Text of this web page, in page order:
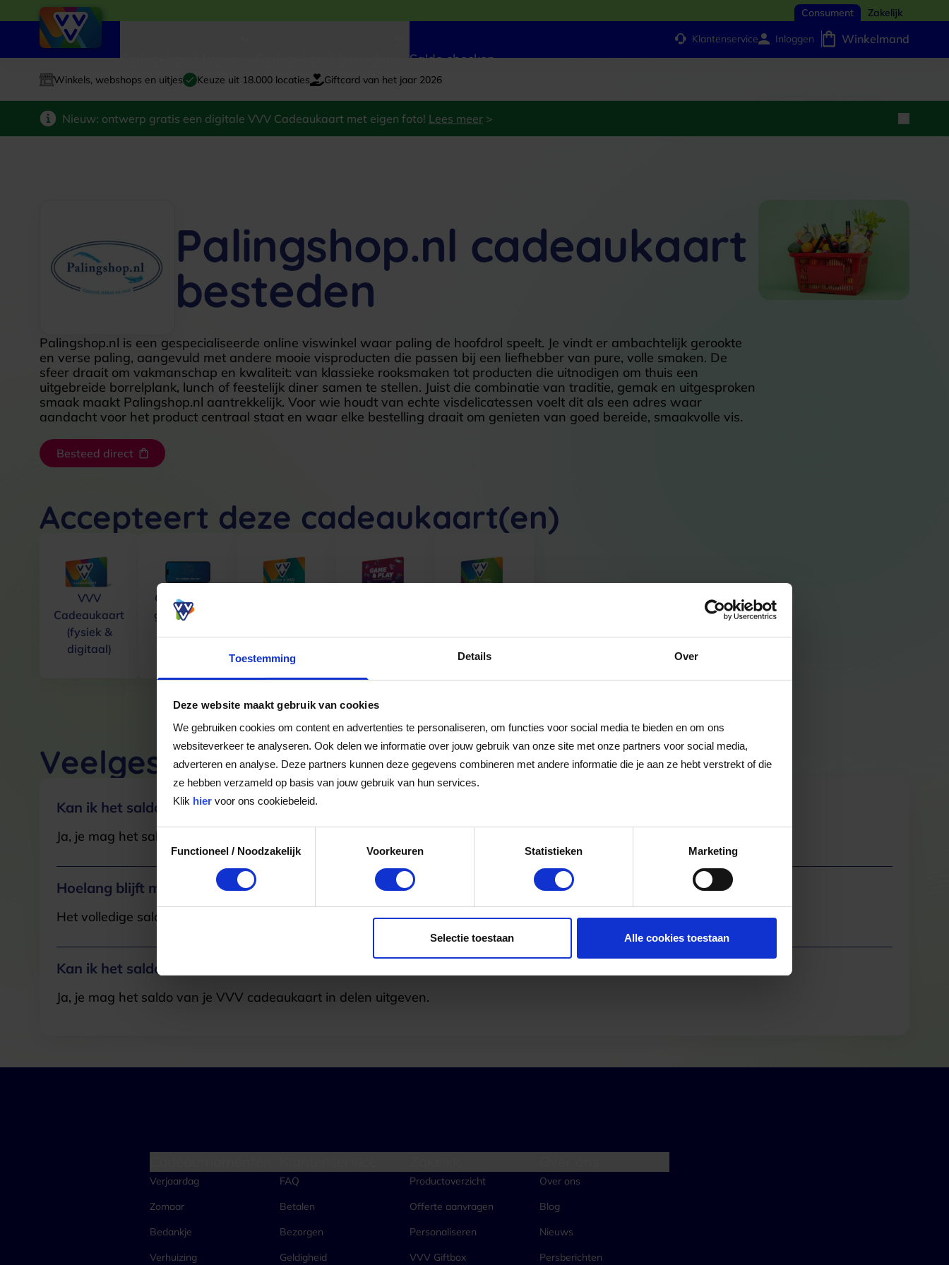
Toestemming Details Over
Deze website maakt gebruik van cookies
We gebruiken cookies om content en advertenties te personaliseren, om functies voor social media te bieden en om ons
websiteverkeer te analyseren. Ook delen we informatie over jouw gebruik van onze site met onze partners voor social media,
adverteren en analyse. Deze partners kunnen deze gegevens combineren met andere informatie die je aan ze hebt verstrekt of die
ze hebben verzameld op basis van jouw gebruik van hun services.
Klik hiervoor ons cookiebeleid.
Toestemmingsselectie
Functioneel / Noodzakelijk
Voorkeuren Statistieken Marketing
Selectie toestaan Alle cookies toestaan
Consument Zakelijk
Saldo checken
Klantenservice Inloggen Winkelmand
Winkels, webshops en uitjes Keuze uit 18.000 locaties Giftcard van het jaar 2026
Nieuw: ontwerp gratis een digitale VVV Cadeaukaart met eigen foto! Lees meer >
Palingshop.nl cadeaukaart
besteden
Palingshop.nl is een gespecialiseerde online viswinkel waar paling de hoofdrol speelt. Je vindt er ambachtelijk gerookte
en verse paling, aangevuld met andere mooie visproducten die passen bij een liefhebber van pure, volle smaken. De
sfeer draait om vakmanschap en kwaliteit: van klassieke rooksmaken tot producten die uitnodigen om thuis een
uitgebreide borrelplank, lunch of feestelijk diner samen te stellen. Juist die combinatie van traditie, gemak en uitgesproken
smaak maakt Palingshop.nl aantrekkelijk. Voor wie houdt van echte visdelicatessen voelt dit als een adres waar
aandacht voor het product centraal staat en waar elke bestelling draait om genieten van goed bereide, smaakvolle vis.
Besteed direct
Accepteert deze cadeaukaart(en)
VVV
Cadeaukaart
(fysiek &
digitaal)
Cadeaucode
gekocht vóór
Veelgestelde Vragen
Kan ik het saldo in delen besteden?
Ja, je mag het saldo van je VVV cadeaukaart in delen uitgeven.
Hoelang blijft mijn saldo geldig?
Het volledige saldo op de VVV cadeaukaart is minimaal drie jaar geldig.
Kan ik het saldo in delen besteden?
Ja, je mag het saldo van je VVV cadeaukaart in delen uitgeven.
Verjaardag
Zomaar
Bedankje
Verhuizing
FAQ
Betalen
Bezorgen
Geldigheid
Productoverzicht
Offerte aanvragen
Personaliseren
VVV Giftbox
Over ons
Blog
Nieuws
Persberichten